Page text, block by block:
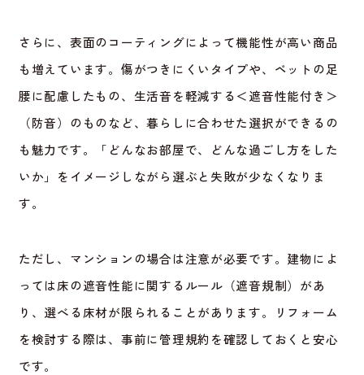
さらに、表面のコーティングによって機能性が高い商品
も増えています。傷がつきにくいタイプや、ペットの足
腰に配慮したもの、生活音を軽減する＜遮音性能付き＞
（防音）のものなど、暮らしに合わせた選択ができるの
も魅力です。「どんなお部屋で、どんな過ごし方をした
いか」をイメージしながら選ぶと失敗が少なくなりま
す。
ただし、マンションの場合は注意が必要です。建物によ
っては床の遮音性能に関するルール（遮音規制）があ
り、選べる床材が限られることがあります。リフォーム
を検討する際は、事前に管理規約を確認しておくと安心
です。